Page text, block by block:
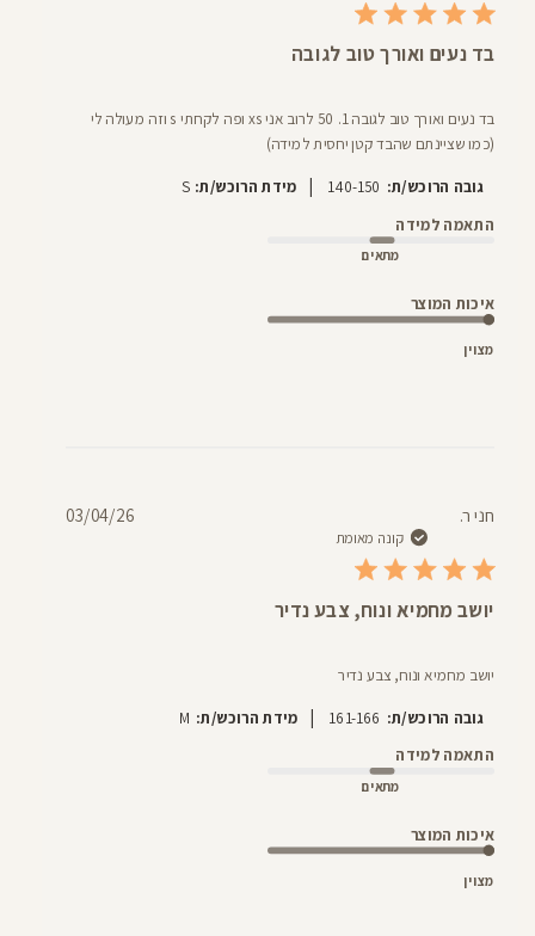
בד נעים ואורך טוב לגובה
בד נעים ואורך טוב לגובה 1. 50 לרוב אני xs ופה לקחתי s וזה מעולה לי
(כמו שציינתם שהבד קטן יחסית למידה)
גובה הרוכש/ת: 140-150 מידת הרוכש/ת: S
התאמה למידה
מתאים
איכות המוצר
מצוין
חני ר.
קונה מאומת
יושב מחמיא ונוח, צבע נדיר
יושב מחמיא ונוח, צבע נדיר
גובה הרוכש/ת: 161-166 מידת הרוכש/ת: M
התאמה למידה
מתאים
איכות המוצר
מצוין
תאריך03/04/26